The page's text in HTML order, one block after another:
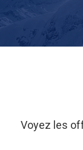
Voyez les